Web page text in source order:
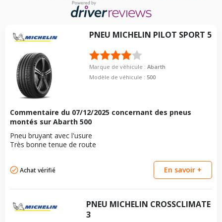
Année de début de
2023-02-01
Energie
Année de début de
motorisation
2023-02-01
Code motorisation
Numéro de moteur
Frein performance
23
Puissance en Kw max
Type
VISSERIE ABARTH 500E BERLINE BICORPS TROIS OU CINQ
PORTES (332_) DEPUIS 02-2023 SCORPIONISSIMA (155CV)
Longueur du boulon
PNEU MICHELIN PILOT SPORT 5
Marque de véhicule : Abarth
Modèle de véhicule : 500
Commentaire du 07/12/2025 concernant des pneus
montés sur Abarth 500
Pneu bruyant avec l'usure
Très bonne tenue de route
Achat vérifié En savoir +
PNEU MICHELIN CROSSCLIMATE
3